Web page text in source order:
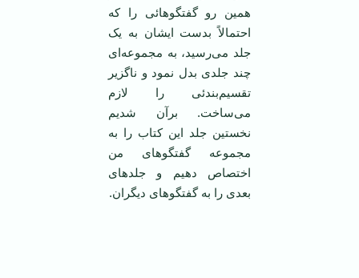
همین رو گفتگوهائی را که
احتمالاً بدست ایشان به یک
جلد می‌رسید، به مجموعه‌ای
چند جلدی بدل نمود و ناگزیر
تقسیم‌بندئی را لازم
می‌ساخت. برآن شدیم
نخستین جلد این کتاب را به
مجموعه گفتگوهای من
اختصاص دهیم و جلدهای
بعدی را به گفتگوهای دیگران.